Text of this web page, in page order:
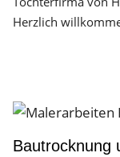
Herzlich
Bautrocknung